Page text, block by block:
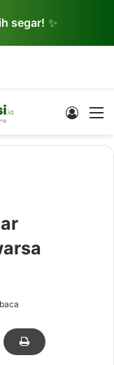
segar! ✨
Log In